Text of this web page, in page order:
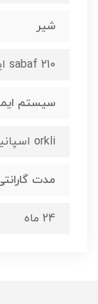
شیر
210 sabaf ایتالیا
سیستم
orkli اسپانیا
مدت
24 ماه